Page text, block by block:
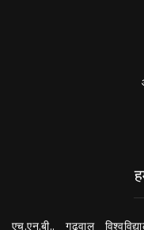
एच.एन.बी.. गढ़वाल